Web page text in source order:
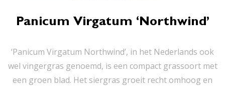
Panicum Virgatum ‘Northwind’
‘Panicum Virgatum Northwind’, in het Nederlands ook
wel vingergras genoemd, is een compact grassoort met
een groen blad. Het siergras groeit recht omhoog en